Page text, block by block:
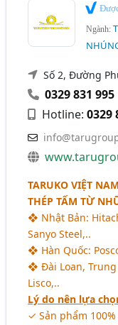
Ngành:
Số 2, Đường
0329 831 995
Hotline:0329
TARUKO VIỆT
THÉP TẤM TỪ
❖ Nhật Bản:
Sanyo Steel,..
❖ Hàn Quốc:
❖ Đài Loan, Trung
Lisco,..
Lý do nên lựa
✓ Sản phẩm